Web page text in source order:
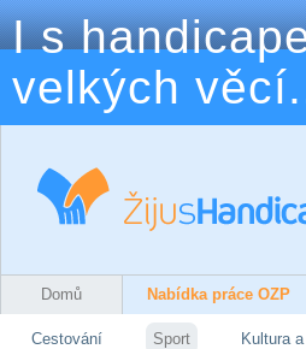
I s
velkých
Domů Nabídka práce OZP
Cestování Sport Kultura